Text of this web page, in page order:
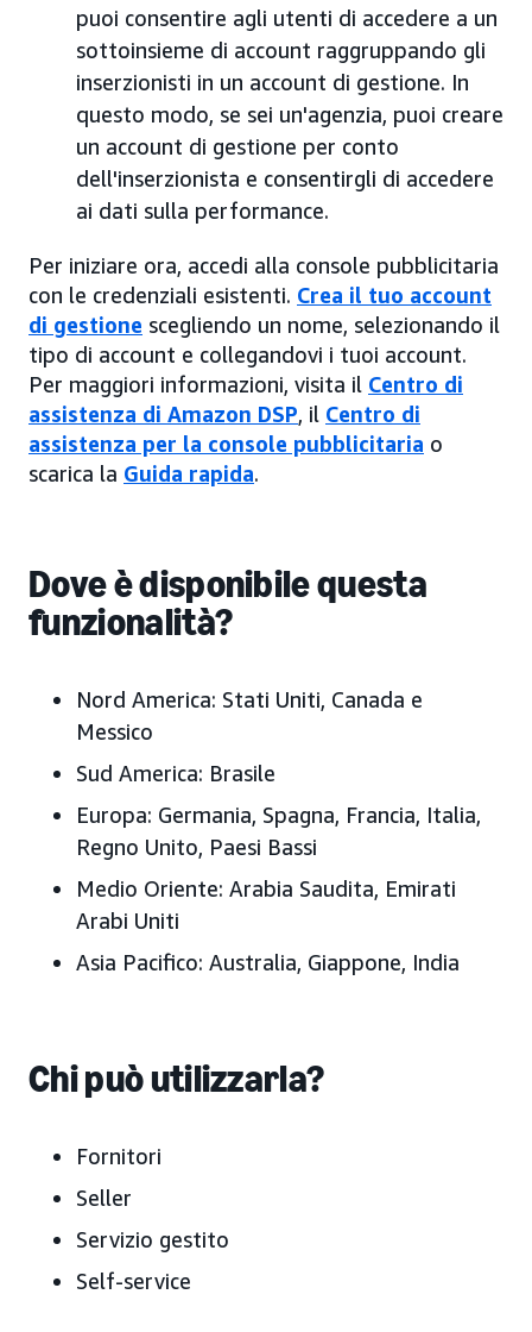
puoi consentire agli utenti di accedere a un
sottoinsieme di account raggruppando gli
inserzionisti in un account di gestione. In
questo modo, se sei un'agenzia, puoi creare
un account di gestione per conto
dell'inserzionista e consentirgli di accedere
ai dati sulla performance.
Per iniziare ora, accedi alla console pubblicitaria
con le credenziali esistenti. Crea il tuo account
di gestione scegliendo un nome, selezionando il
tipo di account e collegandovi i tuoi account.
Per maggiori informazioni, visita il Centro di
assistenza di Amazon DSP, il Centro di
assistenza per la console pubblicitaria o
scarica la Guida rapida.
Dove è disponibile questa
funzionalità?
Nord America: Stati Uniti, Canada e
Messico
Sud America: Brasile
Europa: Germania, Spagna, Francia, Italia,
Regno Unito, Paesi Bassi
Medio Oriente: Arabia Saudita, Emirati
Arabi Uniti
Asia Pacifico: Australia, Giappone, India
Chi può utilizzarla?
Fornitori
Seller
Servizio gestito
Self-service